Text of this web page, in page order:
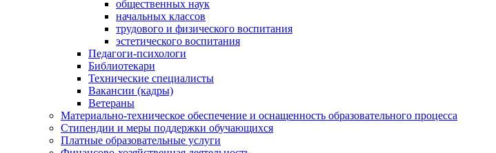
общественных наук
начальных классов
трудового и физического воспитания
эстетического воспитания
Педагоги-психологи
Библиотекари
Технические специалисты
Вакансии (кадры)
Ветераны
Материально-техническое обеспечение и оснащенность образовательного процесса
Стипендии и меры поддержки обучающихся
Платные образовательные услуги